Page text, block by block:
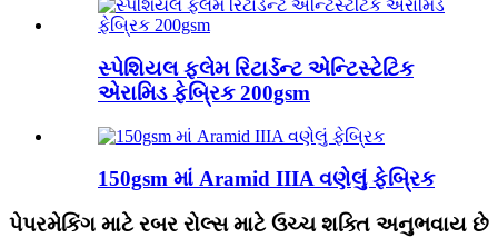
સ્પેશિયલ ફ્લેમ રિટાર્ડન્ટ એન્ટિસ્ટેટિક
એરામિડ ફેબ્રિક 200gsm
150gsm માં Aramid IIIA વણેલું ફેબ્રિક
પેપરમેકિંગ માટે રબર રોલ્સ માટે ઉચ્ચ શક્તિ અનુભવાય છે